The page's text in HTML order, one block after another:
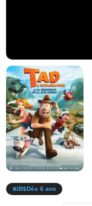
Dès 6 ans